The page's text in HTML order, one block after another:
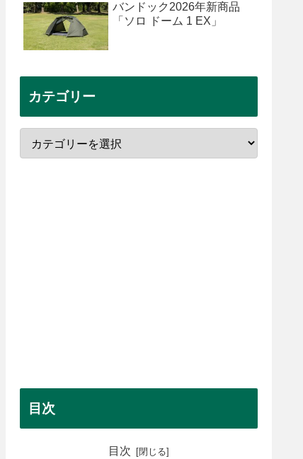
バンドック2026年新商品
「ソロ ドーム 1 EX」
カテゴリー
目次
目次